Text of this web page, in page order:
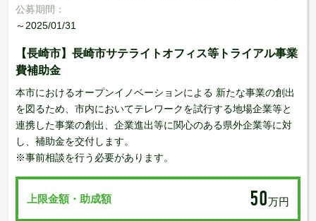
公募期間：
～2025/01/31
【長崎市】長崎市サテライトオフィス等トライアル事業
費補助金
本市におけるオープンイノベーションによる 新たな事業の創出
を図るため、市内においてテレワークを試行する地場企業等と
連携した事業の創出、企業進出等に関心のある県外企業等に対
し、補助金を交付します。
※事前相談を行う必要があります。
上限金額・助成額 50万円